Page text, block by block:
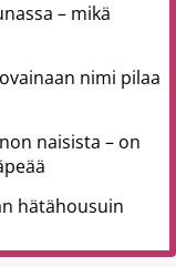
– mikä
nimi pilaa
naisista – on
hätähousuin